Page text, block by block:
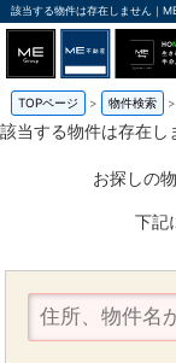
該当する物件は存在しません｜
TOPページ 物件検索
該当する物件は存在し
お探しの
下記